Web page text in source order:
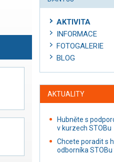
AKTIVITA
INFORMACE
FOTOGALERIE
BLOG
AKTUALITY
Hubněte s
v kurzech STOBu
Chcete poradit s
odborníka